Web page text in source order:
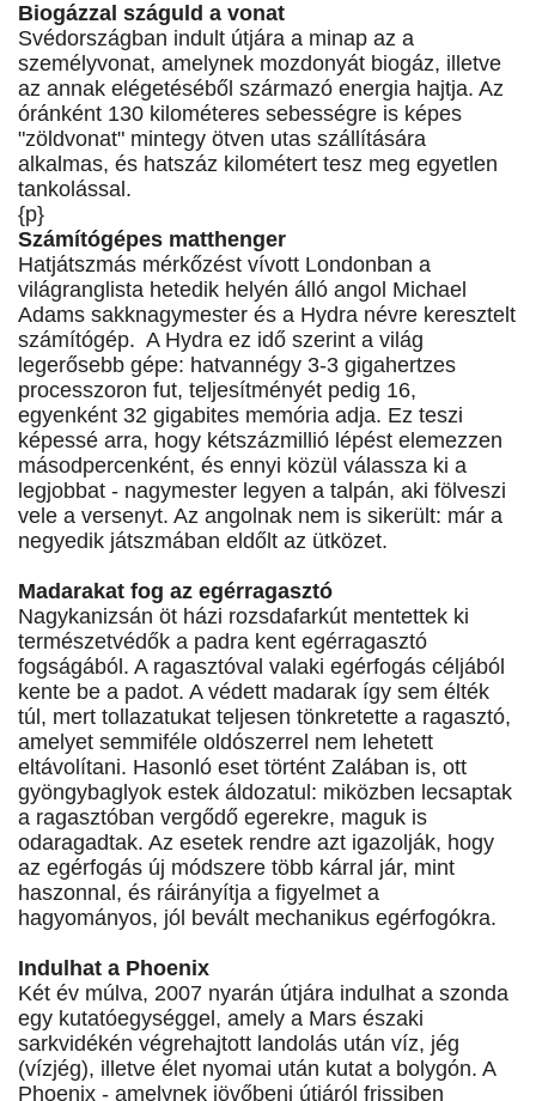
Biogázzal száguld a vonat
Svédországban indult útjára a minap az a
személyvonat, amelynek mozdonyát biogáz, illetve
az annak elégetéséből származó energia hajtja. Az
óránként 130 kilométeres sebességre is képes
"zöldvonat" mintegy ötven utas szállítására
alkalmas, és hatszáz kilométert tesz meg egyetlen
tankolással.
{p}
Számítógépes matthenger
Hatjátszmás mérkőzést vívott Londonban a
világranglista hetedik helyén álló angol Michael
Adams sakknagymester és a Hydra névre keresztelt
számítógép. A Hydra ez idő szerint a világ
legerősebb gépe: hatvannégy 3-3 gigahertzes
processzoron fut, teljesítményét pedig 16,
egyenként 32 gigabites memória adja. Ez teszi
képessé arra, hogy kétszázmillió lépést elemezzen
másodpercenként, és ennyi közül válassza ki a
legjobbat - nagymester legyen a talpán, aki fölveszi
vele a versenyt. Az angolnak nem is sikerült: már a
negyedik játszmában eldőlt az ütközet.
Madarakat fog az egérragasztó
Nagykanizsán öt házi rozsdafarkút mentettek ki
természetvédők a padra kent egérragasztó
fogságából. A ragasztóval valaki egérfogás céljából
kente be a padot. A védett madarak így sem élték
túl, mert tollazatukat teljesen tönkretette a ragasztó,
amelyet semmiféle oldószerrel nem lehetett
eltávolítani. Hasonló eset történt Zalában is, ott
gyöngybaglyok estek áldozatul: miközben lecsaptak
a ragasztóban vergődő egerekre, maguk is
odaragadtak. Az esetek rendre azt igazolják, hogy
az egérfogás új módszere több kárral jár, mint
haszonnal, és ráirányítja a figyelmet a
hagyományos, jól bevált mechanikus egérfogókra.
Indulhat a Phoenix
Két év múlva, 2007 nyarán útjára indulhat a szonda
egy kutatóegységgel, amely a Mars északi
sarkvidékén végrehajtott landolás után víz, jég
(vízjég), illetve élet nyomai után kutat a bolygón. A
Phoenix - amelynek jövőbeni útjáról frissiben